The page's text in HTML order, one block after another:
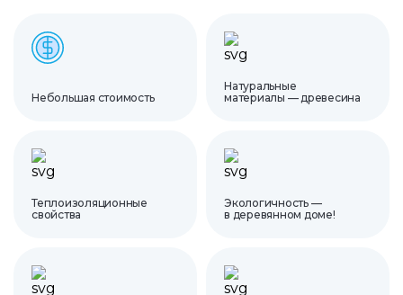
Небольшая стоимость
Натуральные
материалы — древесина
Теплоизоляционные
свойства
Экологичность —
в деревянном доме!